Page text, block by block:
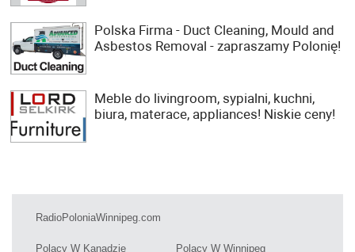
Polska Firma - Duct Cleaning, Mould and
Asbestos Removal - zapraszamy Polonię!
Meble do livingroom, sypialni, kuchni,
biura, materace, appliances! Niskie ceny!
RadioPoloniaWinnipeg.com
Polacy W Kanadzie Polacy W Winnipeg